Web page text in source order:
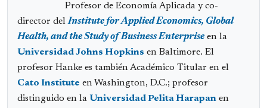
Profesor de Economía Aplicada y co-
director delInstitute for Applied Economics, Global
Health, and the Study of Business Enterpriseen la
Universidad Johns Hopkins en Baltimore. El
profesor Hanke es también Académico Titular en el
Cato Institute en Washington, D.C.; profesor
distinguido en la Universidad Pelita Harapan en